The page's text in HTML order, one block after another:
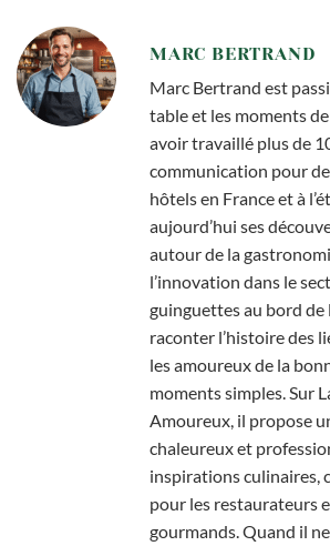
MARC BERTRAND
Marc Bertrand est
table et les moments
avoir travaillé plus de
communication pour
hôtels en France et à
aujourd’hui ses
autour de la
l’innovation dans le
guinguettes au bord de
raconter l’histoire des
les amoureux de la
moments simples. Sur
Amoureux, il propose
chaleureux et
inspirations culinaires,
pour les restaurateurs
gourmands. Quand il